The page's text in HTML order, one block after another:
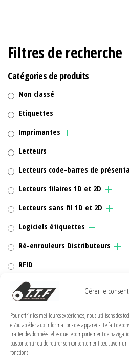
Gérer le
Pour offrir les meilleures expériences, nous utilisons des
et/ou accéder aux informations des appareils. Le fait de
traiter des données telles que le comportement de
pas consentir ou de retirer son consentement peut avoir
fonctions.
Filtres de recherche
Catégories de produits
Non classé
Etiquettes
Imprimantes
Lecteurs
Lecteurs code-barres de
Lecteurs filaires 1D et 2D
Lecteurs sans fil 1D et 2D
Logiciels étiquettes
Ré-enrouleurs Distributeurs
RFID
Rubans transfert thermique
Têtes d'impression